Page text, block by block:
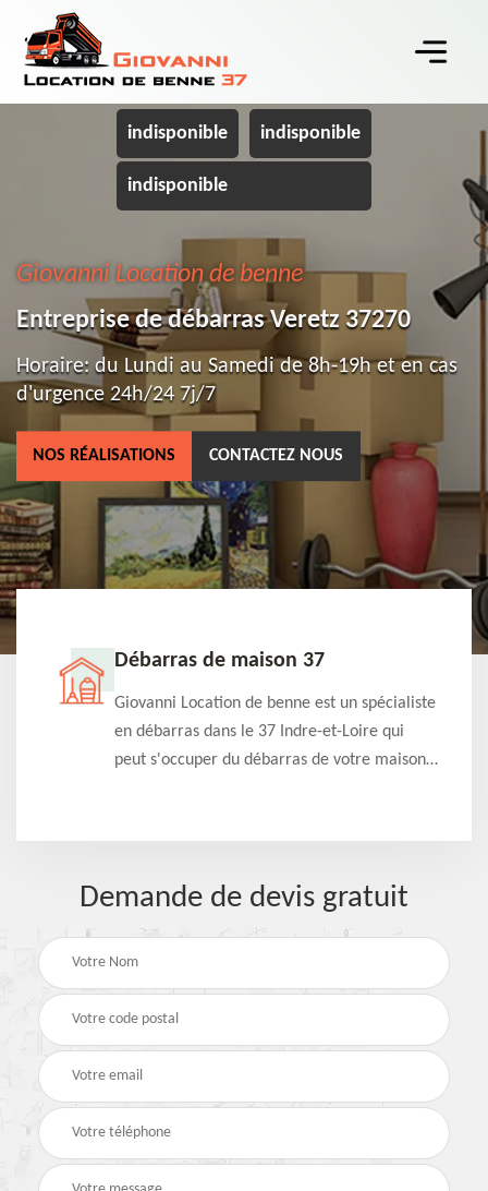
indisponible indisponible
indisponible
Giovanni Location de benne
Entreprise de débarras Veretz 37270
Horaire: du Lundi au Samedi de 8h-19h et en cas
d'urgence 24h/24 7j/7
NOS RÉALISATIONS CONTACTEZ NOUS
Débarras de maison 37
Giovanni Location de benne est un spécialiste
en débarras dans le 37 Indre-et-Loire qui
peut s'occuper du débarras de votre maison
Demande de devis gratuit